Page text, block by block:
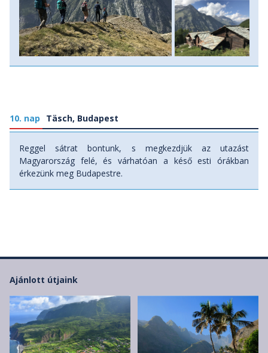
10. nap Täsch, Budapest
Reggel sátrat bontunk, s megkezdjük az utazást
Magyarország felé, és várhatóan a késő esti órákban
érkezünk meg Budapestre.
Ajánlott útjaink